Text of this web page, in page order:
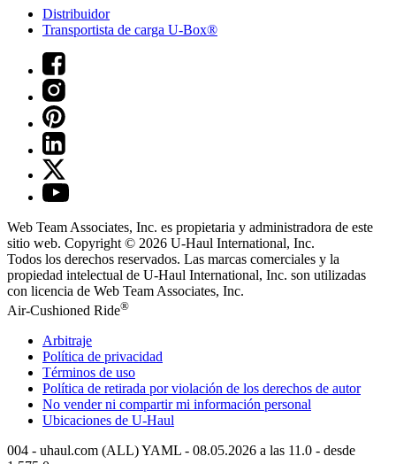
Distribuidor
Transportista de carga U-Box®
Web Team Associates, Inc. es propietaria y administradora de este
sitio web. Copyright © 2026 U-Haul International, Inc.
Todos los derechos reservados. Las marcas comerciales y la
propiedad intelectual de U-Haul International, Inc. son utilizadas
con licencia de Web Team Associates, Inc.
Air-Cushioned Ride®
Arbitraje
Política de privacidad
Términos de uso
Política de retirada por violación de los derechos de autor
No vender ni compartir mi información personal
Ubicaciones de U-Haul
004 - uhaul.com (ALL) YAML - 08.05.2026 a las 11.0 - desde